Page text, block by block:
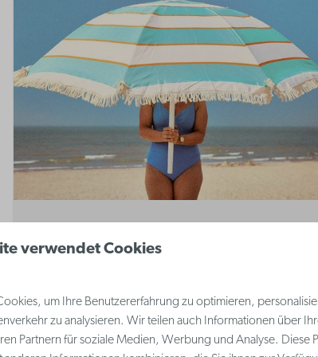
8,9
verwendet Cookies
um Ihre Benutzererfahrung zu optimieren,
zu analysieren. Wir teilen auch Informationen über
Partnern für soziale Medien, Werbung und Analyse. Diese